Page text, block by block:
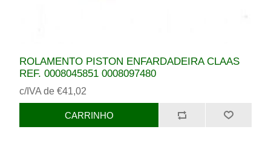
ROLAMENTO PISTON ENFARDADEIRA CLAAS
REF. 0008045851 0008097480
c/IVA de €41,02